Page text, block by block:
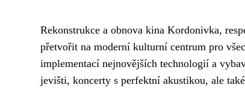
Rekonstrukce a obnova kina Kordonivka,
přetvořit na moderní kulturní centrum pro
implementací nejnovějších technologií a
jevišti, koncerty s perfektní akustikou, ale